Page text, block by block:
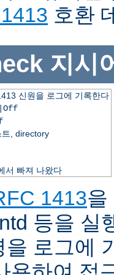
호환
지시
신원을 로그에 기록한다
트, directory
서 빠져 나왔다
1413을
등을 실
을 로그에